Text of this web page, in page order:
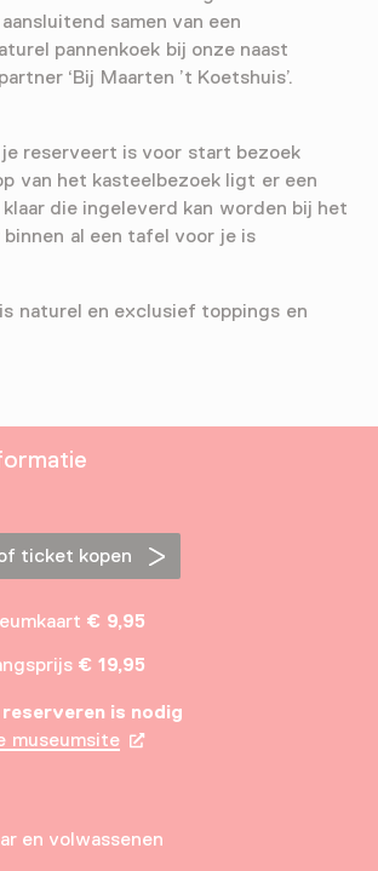
samen van een
pannenkoek bij onze naast
‘Bij Maarten ’t Koetshuis’.
reserveert is voor start bezoek
van het kasteelbezoek ligt er een
die ingeleverd kan worden bij het
al een tafel voor je is
is naturel en exclusief toppings en
ticket kopen
€ 9,95
€ 19,95
is nodig
museumsite
en volwassenen